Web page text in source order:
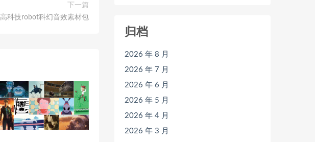
下一篇
高科技robot科幻音效素材包
归档
2026 年 8 月
2026 年 7 月
2026 年 6 月
2026 年 5 月
2026 年 4 月
2026 年 3 月